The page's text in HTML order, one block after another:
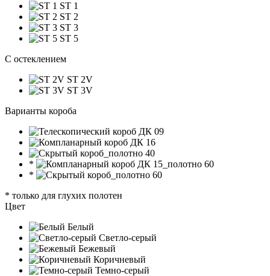
ST 1
ST 2
ST 3
ST 5
C остеклением
ST 2V
ST 3V
Варианты короба
*
*
* только для глухих полотен
Цвет
Белый
Светло-серый
Бежевый
Коричневый
Темно-серый